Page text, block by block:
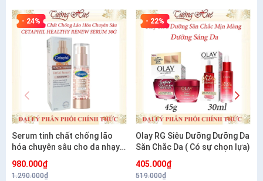
- 24%
Serum tinh chất chống lão
hóa chuyên sâu cho da nhạy
cảm CETAPHIL HEALTHY
RENEW SERUM 30G
980.000₫
1.290.000₫
- 22%
Olay RG Siêu Dưỡng Dưỡng Da
Săn Chắc Da ( Có sự chọn lựa)
405.000₫
519.000₫